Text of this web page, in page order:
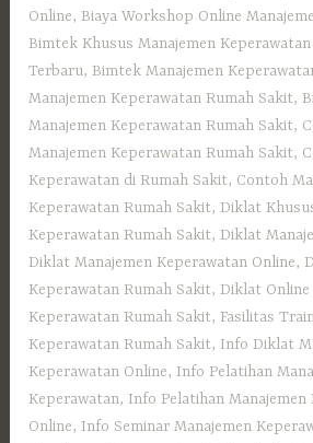
Online, Biaya Workshop Online
Bimtek Khusus Manajemen
Terbaru, Bimtek Manajemen
Manajemen Keperawatan Rumah Sakit,
Manajemen Keperawatan Rumah Sakit,
Manajemen Keperawatan Rumah Sakit,
Keperawatan di Rumah Sakit, Contoh
Keperawatan Rumah Sakit,Diklat
Keperawatan Rumah Sakit,Diklat
Diklat Manajemen Keperawatan Online,
Keperawatan Rumah Sakit,Diklat Online
Keperawatan Rumah Sakit, Fasilitas
Keperawatan Rumah Sakit, Info Diklat
Keperawatan Online, Info Pelatihan
Keperawatan, Info Pelatihan Manajemen
Online, Info Seminar Manajemen